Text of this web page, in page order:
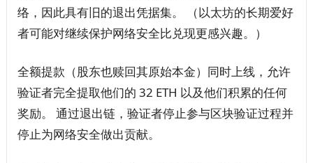
络，因此具有旧的退出凭据集。 （以太坊的长期爱好
者可能对继续保护网络安全比兑现更感兴趣。）
全额提款（股东也赎回其原始本金）同时上线，允许
验证者完全提取他们的 32 ETH 以及他们积累的任何
奖励。 通过退出链，验证者停止参与区块验证过程并
停止为网络安全做出贡献。